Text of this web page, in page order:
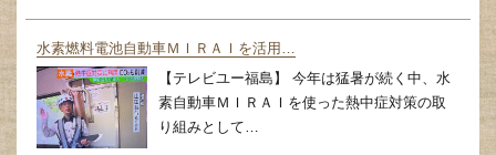
水素燃料電池自動車ＭＩＲＡＩを活用…
【テレビユー福島】 今年は猛暑が続く中、水
素自動車ＭＩＲＡＩを使った熱中症対策の取
り組みとして…